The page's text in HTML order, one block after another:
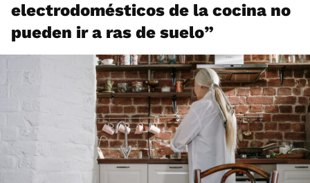
electrodomésticos de la cocina no
pueden ir a ras de suelo”